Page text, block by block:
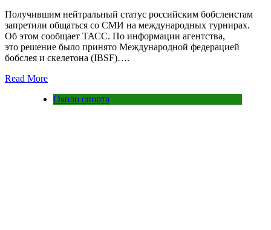
Получившим нейтральный статус российским бобслеистам
запретили общаться со СМИ на международных турнирах.
Об этом сообщает ТАСС. По информации агентства,
это решение было принято Международной федерацией
бобслея и скелетона (IBSF)….
Read More
Около спорта